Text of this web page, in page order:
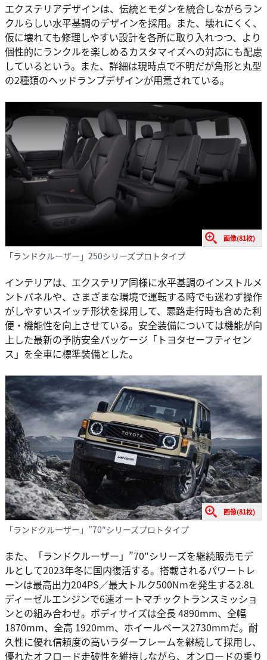
エクステリアデザインは、伝統とモダンを統合しながらラン
クルらしい水平基調のデザインを採用。また、壊れにくく、
仮に壊れても修理しやすい設計を各所に取り入れつつ、より
個性的にランクルを楽しめるカスタマイズへの対応にも配慮
しているという。また、詳細は現時点で不明だが角形と丸型
の2種類のヘッドランプデザインが用意されている。
画像(81枚)
「ランドクルーザー」250シリーズプロトタイプ
インテリアは、エクステリア同様に水平基調のインストルメ
ントパネルや、さまざまな環境で運転する時でも迷わず操作
がしやすいスイッチ形状を採用して、悪路走行時も含めた利
便・機能性を向上させている。安全装備については機能が向
上した最新の予防安全パッケージ「トヨタセーフティセン
ス」を全車に標準装備とした。
画像(81枚)
「ランドクルーザー」”70″シリーズプロトタイプ
また、「ランドクルーザー」”70″シリーズを継続販売モデ
ルとして2023年冬に国内復活する。搭載されるパワートレ
ーンは最高出力204PS／最大トルク500Nmを発生する2.8L
ディーゼルエンジンで6速オートマチックトランスミッショ
ンとの組み合わせ。ボディサイズは全長 4890mm、全幅
1870mm、全高 1920mm、ホイールベース2730mmだ。耐
久性に優れ信頼度の高いラダーフレームを継続して採用し、
優れたオフロード走破性を維持しながら、オンロードの乗り